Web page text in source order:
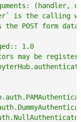
(handler,
the calling
POST form data
1.0
may be